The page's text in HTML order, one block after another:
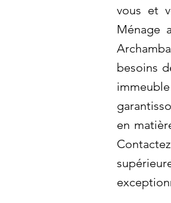
vous et
Ménage
besoins
en